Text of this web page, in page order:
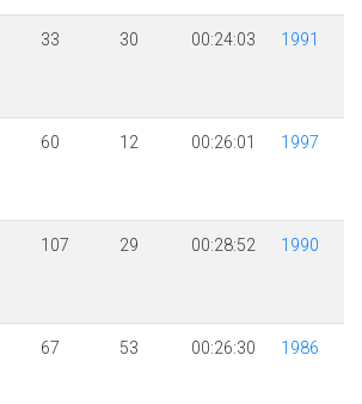
33 30 00:24:03 1991
60 12 00:26:01 1997
107 29 00:28:52 1990
67 53 00:26:30 1986